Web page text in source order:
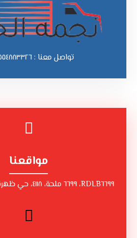
تواصل معنا : ٩٦٦٥٥٤٨٨٣٣٢٦+
مواقعنا
RDLB٦٦٩٩، ٦٦٩٩ ملحة، ٤١١٨، حي ظهرة لبن، الرياض ١٣٧٥١